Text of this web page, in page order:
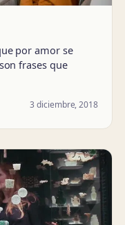
por amor se
frases que
3 diciembre, 2018